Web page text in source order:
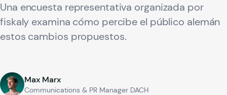
Una encuesta representativa organizada por
fiskaly examina cómo percibe el público alemán
estos cambios propuestos.
Max Marx
Communications & PR Manager DACH